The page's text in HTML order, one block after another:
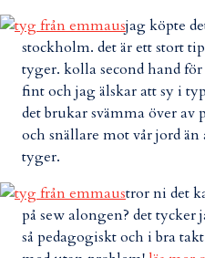
jag köpte
stockholm. det är ett stort
tyger. kolla second hand
fint och jag älskar att sy i
det brukar svämma över av
och snällare mot vår jord
tyger.
tror ni det
på sew alongen? det tycker
så pedagogiskt och i bra